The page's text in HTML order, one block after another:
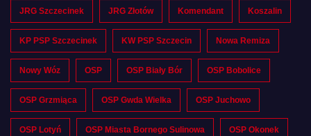
JRG Szczecinek JRG Złotów Komendant Koszalin
KP PSP Szczecinek KW PSP Szczecin Nowa Remiza
Nowy Wóz OSP OSP Biały Bór OSP Bobolice
OSP Grzmiąca OSP Gwda Wielka OSP Juchowo
OSP Lotyń OSP Miasta Bornego Sulinowa OSP Okonek